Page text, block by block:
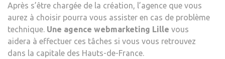
Après s’être chargée de la création, l’agence que vous
aurez à choisir pourra vous assister en cas de problème
technique. Une agence webmarketing Lille vous
aidera à effectuer ces tâches si vous vous retrouvez
dans la capitale des Hauts-de-France.